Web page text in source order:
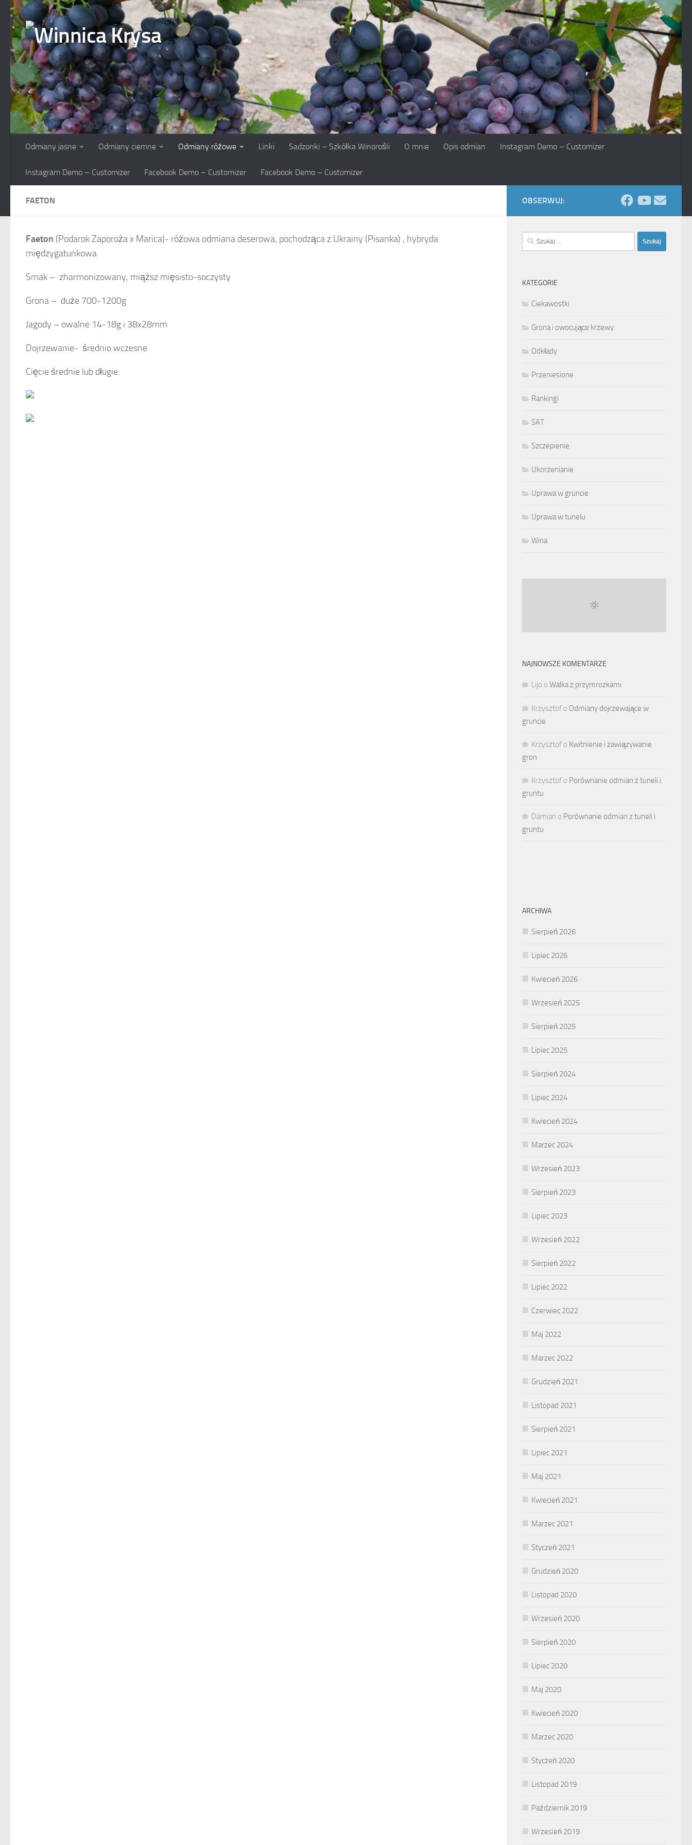
Skip to content
Odmiany jasne Odmiany ciemne Odmiany różowe Linki Sadzonki – Szkółka Winorośli O mnie Opis odmian Instagram Demo – Customizer
Instagram Demo – Customizer Facebook Demo – Customizer Facebook Demo – Customizer
FAETON
Faeton (Podarok Zaporoża x Marica)- różowa odmiana deserowa, pochodząca z Ukrainy (Pisanka) , hybryda
międzygatunkowa
Smak – zharmonizowany, miąższ mięsisto-soczysty
Grona – duże 700-1200g
Jagody – owalne 14-18g i 38x28mm
Dojrzewanie- średnio wczesne
Cięcie średnie lub długie.
OBSERWUJ:
Szukaj:
KATEGORIE
Ciekawostki
Grona i owocujące krzewy
Odkłady
Przeniesione
Rankingi
SAT
Szczepienie
Ukorzenianie
Uprawa w gruncie
Uprawa w tunelu
Wina
NAJNOWSZE KOMENTARZE
Lijo o Walka z przymrozkami
Krzysztof o Odmiany dojrzewające w
gruncie
Krzysztof o Kwitnienie i zawiązywanie
gron
Krzysztof o Porównanie odmian z tuneli i
gruntu
Damian o Porównanie odmian z tuneli i
gruntu
ARCHIWA
Sierpień 2026
Lipiec 2026
Kwiecień 2026
Wrzesień 2025
Sierpień 2025
Lipiec 2025
Sierpień 2024
Lipiec 2024
Kwiecień 2024
Marzec 2024
Wrzesień 2023
Sierpień 2023
Lipiec 2023
Wrzesień 2022
Sierpień 2022
Lipiec 2022
Czerwiec 2022
Maj 2022
Marzec 2022
Grudzień 2021
Listopad 2021
Sierpień 2021
Lipiec 2021
Maj 2021
Kwiecień 2021
Marzec 2021
Styczeń 2021
Grudzień 2020
Listopad 2020
Wrzesień 2020
Sierpień 2020
Lipiec 2020
Maj 2020
Kwiecień 2020
Marzec 2020
Styczeń 2020
Listopad 2019
Październik 2019
Wrzesień 2019